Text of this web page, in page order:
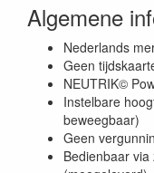
Algemene
Nederlands
Geen
NEUTRIK©
Instelbare
beweegbaar)
Geen
Bedienbaar